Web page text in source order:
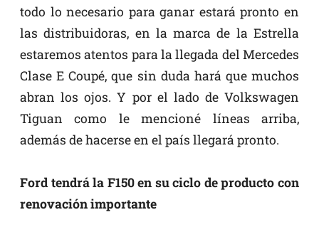
todo lo necesario para ganar estará pronto en
las distribuidoras, en la marca de la Estrella
estaremos atentos para la llegada del Mercedes
Clase E Coupé, que sin duda hará que muchos
abran los ojos. Y por el lado de Volkswagen
Tiguan como le mencioné líneas arriba,
además de hacerse en el país llegará pronto.
Ford tendrá la F150 en su ciclo de producto con
renovación importante